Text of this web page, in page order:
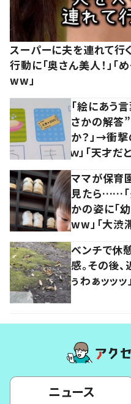
スーパーに夫を連れて行
行動に「奥さん美人！」「
ww」
「絵にあう
さかの解答
か？」→衝
ｗ」「天才だ
ママが保育
見たら……「
かの姿に「
ww」「大渋
ベンチで休
感。その後
ぅわぁッッッ
ニュース